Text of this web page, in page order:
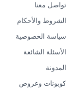
تواصل معنا
الشروط والأحكام
سياسة الخصوصية
الأسئلة الشائعة
المدونة
كوبونات وعروض